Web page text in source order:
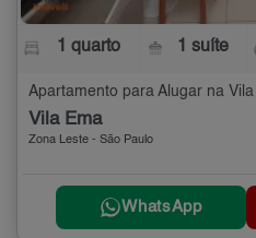
1 quarto 1 suíte
Apartamento para Alugar na
Vila Ema
Zona Leste - São Paulo
WhatsApp